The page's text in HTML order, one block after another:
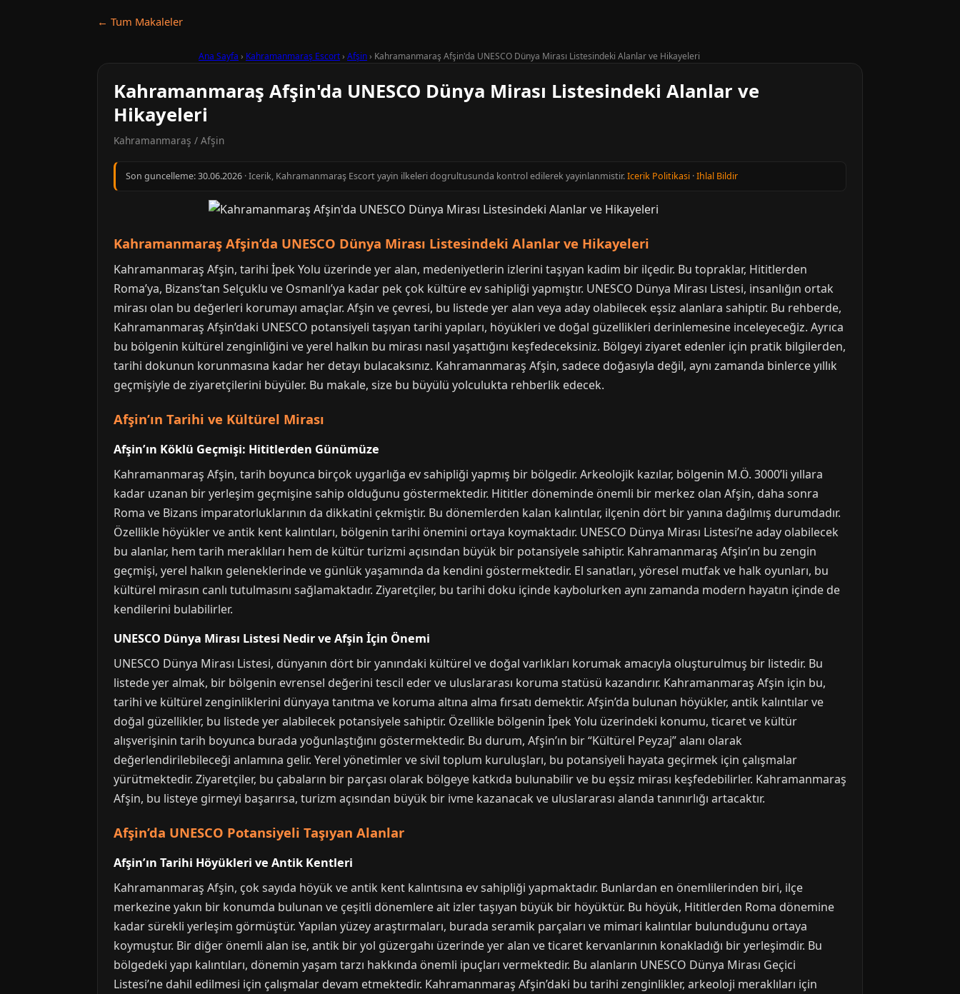
← Tum Makaleler
Ana Sayfa › Kahramanmaraş Escort› Afşin› Kahramanmaraş Afşin'da UNESCO Dünya Mirası Listesindeki Alanlar ve Hikayeleri
Kahramanmaraş Afşin'da UNESCO Dünya Mirası Listesindeki Alanlar ve
Hikayeleri
Kahramanmaraş / Afşin
Son guncelleme:30.06.2026 · Icerik, Kahramanmaraş Escort yayin ilkeleri dogrultusunda kontrol edilerek yayinlanmistir.Icerik Politikasi ·Ihlal Bildir
Kahramanmaraş Afşin’da UNESCO Dünya Mirası Listesindeki Alanlar ve Hikayeleri
Kahramanmaraş Afşin, tarihi İpek Yolu üzerinde yer alan, medeniyetlerin izlerini taşıyan kadim bir ilçedir. Bu topraklar, Hititlerden
Roma’ya, Bizans’tan Selçuklu ve Osmanlı’ya kadar pek çok kültüre ev sahipliği yapmıştır. UNESCO Dünya Mirası Listesi, insanlığın ortak
mirası olan bu değerleri korumayı amaçlar. Afşin ve çevresi, bu listede yer alan veya aday olabilecek eşsiz alanlara sahiptir. Bu rehberde,
Kahramanmaraş Afşin’daki UNESCO potansiyeli taşıyan tarihi yapıları, höyükleri ve doğal güzellikleri derinlemesine inceleyeceğiz. Ayrıca
bu bölgenin kültürel zenginliğini ve yerel halkın bu mirası nasıl yaşattığını keşfedeceksiniz. Bölgeyi ziyaret edenler için pratik bilgilerden,
tarihi dokunun korunmasına kadar her detayı bulacaksınız. Kahramanmaraş Afşin, sadece doğasıyla değil, aynı zamanda binlerce yıllık
geçmişiyle de ziyaretçilerini büyüler. Bu makale, size bu büyülü yolculukta rehberlik edecek.
Afşin’ın Tarihi ve Kültürel Mirası
Afşin’ın Köklü Geçmişi: Hititlerden Günümüze
Kahramanmaraş Afşin, tarih boyunca birçok uygarlığa ev sahipliği yapmış bir bölgedir. Arkeolojik kazılar, bölgenin M.Ö. 3000’li yıllara
kadar uzanan bir yerleşim geçmişine sahip olduğunu göstermektedir. Hititler döneminde önemli bir merkez olan Afşin, daha sonra
Roma ve Bizans imparatorluklarının da dikkatini çekmiştir. Bu dönemlerden kalan kalıntılar, ilçenin dört bir yanına dağılmış durumdadır.
Özellikle höyükler ve antik kent kalıntıları, bölgenin tarihi önemini ortaya koymaktadır. UNESCO Dünya Mirası Listesi’ne aday olabilecek
bu alanlar, hem tarih meraklıları hem de kültür turizmi açısından büyük bir potansiyele sahiptir. Kahramanmaraş Afşin’ın bu zengin
geçmişi, yerel halkın geleneklerinde ve günlük yaşamında da kendini göstermektedir. El sanatları, yöresel mutfak ve halk oyunları, bu
kültürel mirasın canlı tutulmasını sağlamaktadır. Ziyaretçiler, bu tarihi doku içinde kaybolurken aynı zamanda modern hayatın içinde de
kendilerini bulabilirler.
UNESCO Dünya Mirası Listesi Nedir ve Afşin İçin Önemi
UNESCO Dünya Mirası Listesi, dünyanın dört bir yanındaki kültürel ve doğal varlıkları korumak amacıyla oluşturulmuş bir listedir. Bu
listede yer almak, bir bölgenin evrensel değerini tescil eder ve uluslararası koruma statüsü kazandırır. Kahramanmaraş Afşin için bu,
tarihi ve kültürel zenginliklerini dünyaya tanıtma ve koruma altına alma fırsatı demektir. Afşin’da bulunan höyükler, antik kalıntılar ve
doğal güzellikler, bu listede yer alabilecek potansiyele sahiptir. Özellikle bölgenin İpek Yolu üzerindeki konumu, ticaret ve kültür
alışverişinin tarih boyunca burada yoğunlaştığını göstermektedir. Bu durum, Afşin’ın bir “Kültürel Peyzaj” alanı olarak
değerlendirilebileceği anlamına gelir. Yerel yönetimler ve sivil toplum kuruluşları, bu potansiyeli hayata geçirmek için çalışmalar
yürütmektedir. Ziyaretçiler, bu çabaların bir parçası olarak bölgeye katkıda bulunabilir ve bu eşsiz mirası keşfedebilirler. Kahramanmaraş
Afşin, bu listeye girmeyi başarırsa, turizm açısından büyük bir ivme kazanacak ve uluslararası alanda tanınırlığı artacaktır.
Afşin’da UNESCO Potansiyeli Taşıyan Alanlar
Afşin’ın Tarihi Höyükleri ve Antik Kentleri
Kahramanmaraş Afşin, çok sayıda höyük ve antik kent kalıntısına ev sahipliği yapmaktadır. Bunlardan en önemlilerinden biri, ilçe
merkezine yakın bir konumda bulunan ve çeşitli dönemlere ait izler taşıyan büyük bir höyüktür. Bu höyük, Hititlerden Roma dönemine
kadar sürekli yerleşim görmüştür. Yapılan yüzey araştırmaları, burada seramik parçaları ve mimari kalıntılar bulunduğunu ortaya
koymuştur. Bir diğer önemli alan ise, antik bir yol güzergahı üzerinde yer alan ve ticaret kervanlarının konakladığı bir yerleşimdir. Bu
bölgedeki yapı kalıntıları, dönemin yaşam tarzı hakkında önemli ipuçları vermektedir. Bu alanların UNESCO Dünya Mirası Geçici
Listesi’ne dahil edilmesi için çalışmalar devam etmektedir. Kahramanmaraş Afşin’daki bu tarihi zenginlikler, arkeoloji meraklıları için